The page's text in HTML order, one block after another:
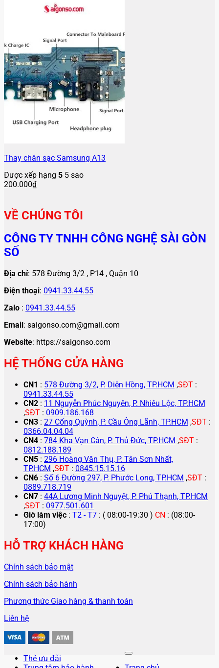
Thay chân sạc Samsung A13
Được xếp hạng 5 5 sao
200.000₫
VỀ CHÚNG TÔI
CÔNG TY TNHH CÔNG NGHỆ SÀI GÒN
SỐ
Địa chỉ: 578 Đường 3/2 , P14 , Quận 10
Điện thoại: 0941.33.44.55
Zalo : 0941.33.44.55
Email : saigonso.com@gmail.com
Website: https://saigonso.com
HỆ THỐNG CỬA HÀNG
CN1 : 578 Đường 3/2, P. Diên Hồng, TP.HCM ,SĐT :
0941.33.44.55
CN2 : 11 Nguyễn Phúc Nguyên, P. Nhiêu Lộc, TP.HCM
,SĐT : 0909.186.168
CN3 : 27 Cống Quỳnh, P. Cầu Ông Lãnh, TP.HCM ,SĐT :
0366.04.04.04
CN4 : 784 Kha Vạn Cân, P. Thủ Đức, TP.HCM ,SĐT :
0812.188.189
CN5 : 296 Hoàng Văn Thụ, P. Tân Sơn Nhất,
TP.HCM ,SĐT : 0845.15.15.16
CN6 : Số 6 Đường 297, P. Phước Long, TP.HCM ,SĐT :
0889.718.719
CN7 : 44A Lương Minh Nguyệt, P. Phú Thạnh, TP.HCM
,SĐT : 0977.501.601
Giờ làm việc : T2 - T7 : ( 08:00-19:30 ) CN : (08:00-
17:00)
HỖ TRỢ KHÁCH HÀNG
Chính sách bảo mật
Chính sách bảo hành
Phương thức Giao hàng & thanh toán
Liên hệ
Thẻ ưu đãi